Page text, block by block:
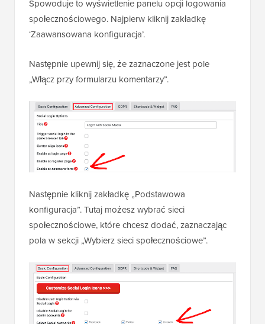
Spowoduje to wyświetlenie panelu opcji logowania
społecznościowego. Najpierw kliknij zakładkę
‘Zaawansowana konfiguracja’.
Następnie upewnij się, że zaznaczone jest pole
„Włącz przy formularzu komentarzy”.
Następnie kliknij zakładkę „Podstawowa
konfiguracja”. Tutaj możesz wybrać sieci
społecznościowe, które chcesz dodać, zaznaczając
pola w sekcji „Wybierz sieci społecznościowe”.